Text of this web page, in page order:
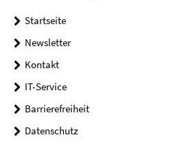
Startseite
Newsletter
Kontakt
IT-Service
Barrierefreiheit
Datenschutz